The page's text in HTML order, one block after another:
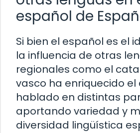
español de
Si bien el español es el
la influencia de otras
regionales como el
vasco ha enriquecido el
hablado en distintas
aportando variedad y
diversidad lingüística